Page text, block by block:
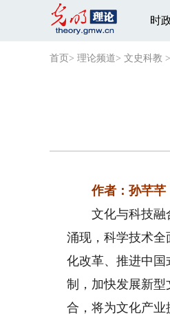
时
首页 > 理论频道> 文史科教 >
作者：孙芊芊（
文化与科技融合
涌现，科学技术
化改革、推进中
制，加快发展新
合，将为文化产业